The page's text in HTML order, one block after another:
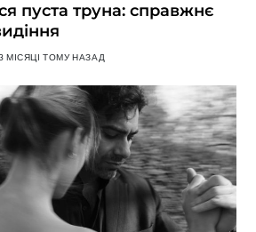
пуста труна: справжнє
МІСЯЦІ ТОМУ НАЗАД